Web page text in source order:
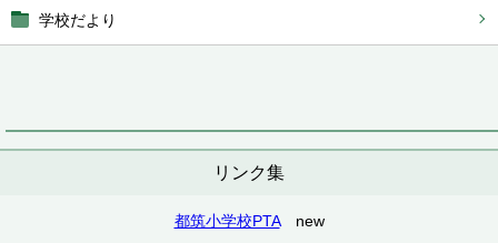
学校だより
リンク集
都筑小学校PTAnew